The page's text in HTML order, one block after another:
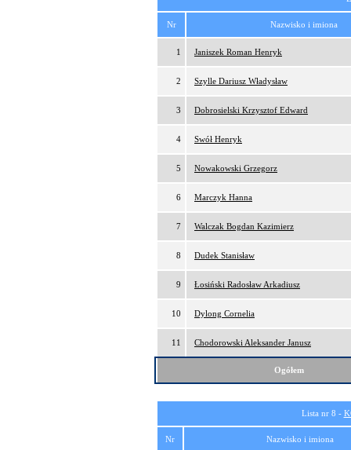
Nr Nazwisko i imiona
1 Janiszek Roman Henryk
2 Szylle Dariusz Władysław
3 Dobrosielski Krzysztof Edward
4 Swół Henryk
5 Nowakowski Grzegorz
6 Marczyk Hanna
7 Walczak Bogdan Kazimierz
8 Dudek Stanisław
9 Łosiński Radosław Arkadiusz
10 Dylong Cornelia
11 Chodorowski Aleksander Janusz
Ogółem
Lista nr 8 -
Nr Nazwisko i imiona